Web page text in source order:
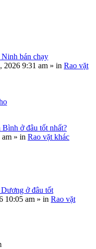
bán chạy
2026 9:31 am » in Rao vặt
ở đâu tốt nhất?
am » in Rao vặt khác
ở đâu tốt
10:05 am » in Rao vặt